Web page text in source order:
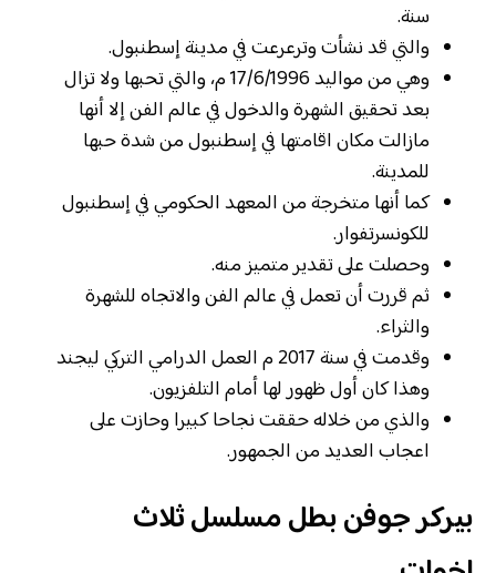
سنة.
والتي قد نشأت وترعرعت في مدينة إسطنبول.
وهي من مواليد 17/6/1996 م، والتي تحبها ولا تزال
بعد تحقيق الشهرة والدخول في عالم الفن إلا أنها
مازالت مكان اقامتها في إسطنبول من شدة حبها
للمدينة.
كما أنها متخرجة من المعهد الحكومي في إسطنبول
للكونسرتفوار.
وحصلت على تقدير متميز منه.
ثم قررت أن تعمل في عالم الفن والاتجاه للشهرة
والثراء.
وقدمت في سنة 2017 م العمل الدرامي التركي ليجند
وهذا كان أول ظهور لها أمام التلفزيون.
والذي من خلاله حققت نجاحا كبيرا وحازت على
اعجاب العديد من الجمهور.
بيركر جوفن بطل مسلسل ثلاث